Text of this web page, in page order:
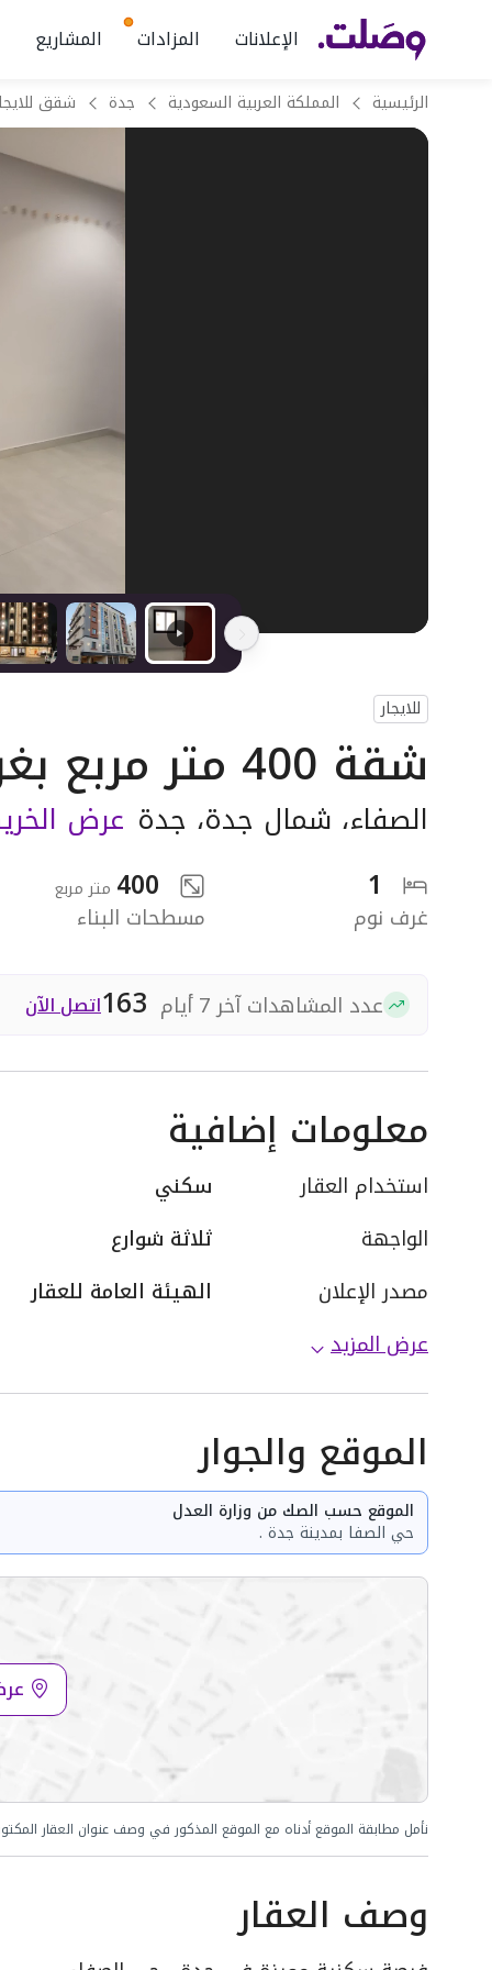
الإعلانات المزادات المشاريع
الرئيسية المملكة العربية السعودية جدة شقق
للايجار
شقة 400 متر مربع بغرفة
الصفاء، شمال جدة، جدة عرض
1
غرف نوم
400 متر مربع
مسطحات البناء
عدد المشاهدات آخر 7 أيام 163اتصل الآن
معلومات إضافية
استخدام العقار سكني
الواجهة
ثلاثة شوارع
مصدر الإعلان
الهيئة العامة للعقار
عرض المزيد
الموقع والجوار
الموقع حسب الصك من وزارة العدل
حي الصفا بمدينة جدة .
نأمل مطابقة الموقع أدناه مع الموقع المذكور في وصف عنوان العقار
وصف العقار